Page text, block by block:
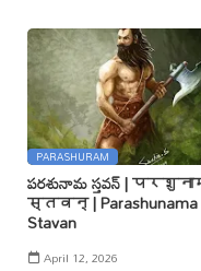
PARASHURAM
పరశునామ స్తవన్ |
स्तवन् | Parashunama
Stavan
April 12, 2026